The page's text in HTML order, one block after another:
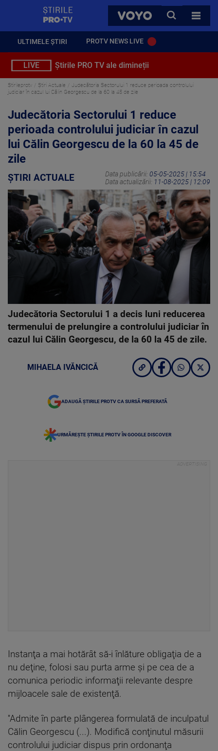
VOYO
CAUTA
TOATE
ULTIMELE ȘTIRI PROTV NEWS LIVE
LIVE Știrile PRO TV ale dimineții
Stirileprotv Știri Actuale
Judecătoria Sectorului 1 reduce perioada controlului
judiciar în cazul lui Călin Georgescu de la 60 la 45 de zile
Judecătoria Sectorului 1 reduce
perioada controlului judiciar în cazul
lui Călin Georgescu de la 60 la 45 de
zile
ȘTIRI ACTUALE Data publicării: 05-05-2025 | 15:54
Data actualizării: 11-08-2025 | 12:09
Judecătoria Sectorului 1 a decis luni reducerea
termenului de prelungire a controlului judiciar în
cazul lui Călin Georgescu, de la 60 la 45 de zile.
MIHAELA IVĂNCICĂ
ADAUGĂ ȘTIRILE PROTV CA SURSĂ PREFERATĂ
URMĂREȘTE ȘTIRILE PROTV ÎN GOOGLE DISCOVER
Instanţa a mai hotărât să-i înlăture obligaţia de a
nu deţine, folosi sau purta arme şi pe cea de a
comunica periodic informaţii relevante despre
mijloacele sale de existenţă.
''Admite în parte plângerea formulată de inculpatul
Călin Georgescu (...). Modifică conţinutul măsurii
controlului judiciar dispus prin ordonanţa